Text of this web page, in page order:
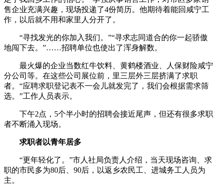
售企业充满兴趣，现场投递了4份简历。他期待着能回咸宁工
作，以后就不用和家里人分开了。
“寻找发光的你加入我们。”“寻求志同道合的你一起骄傲
地闯下去。”……招聘单位也使出了浑身解数。
最火爆的企业当数红牛饮料、黄鹤楼酒业、人保财险咸宁
分公司等。在这些公司展位前，里三层外三层挤满了求职
者。“应聘求职登记表不一会儿就发完了，我们会根据需求筛
选。”工作人员表示。
下午2点，5个半小时的招聘会接近尾声，但还有很多求职
者不断涌入现场。
求职者以青年居多
“更年轻化了。”市人社局负责人介绍，当天现场咨询、求
职的市民多为80后、90后，以返乡农民工、进城务工人员为
主。